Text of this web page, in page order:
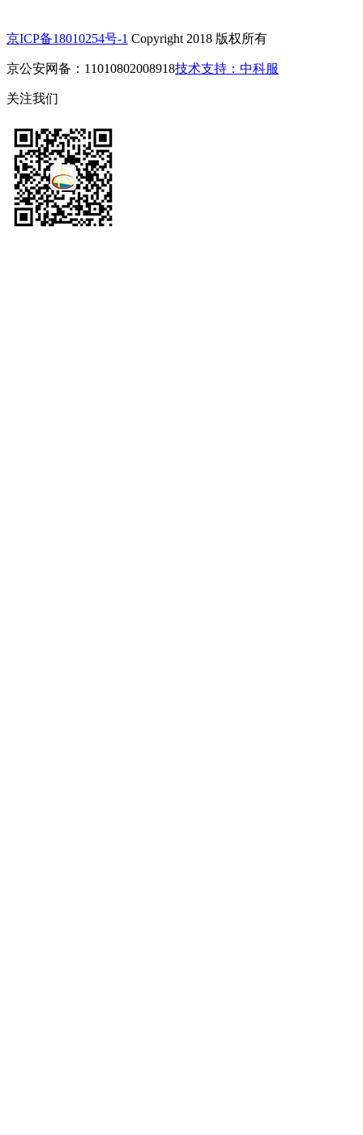
京ICP备18010254号-1 Copyright 2018 版权所有
京公安网备：11010802008918技术支持：中科服
关注我们